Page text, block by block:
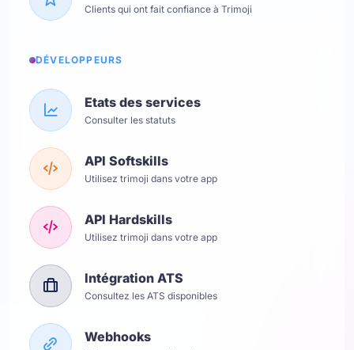
Clients qui ont fait confiance à Trimoji
DÉVELOPPEURS
Etats des services
Consulter les statuts
API Softskills
Utilisez trimoji dans votre app
API Hardskills
Utilisez trimoji dans votre app
Intégration ATS
Consultez les ATS disponibles
Webhooks